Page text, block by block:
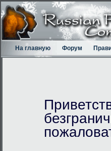
На главную Форум